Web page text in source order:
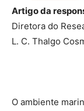
Artigo da
Diretora do
L. C. Thalgo
O ambiente